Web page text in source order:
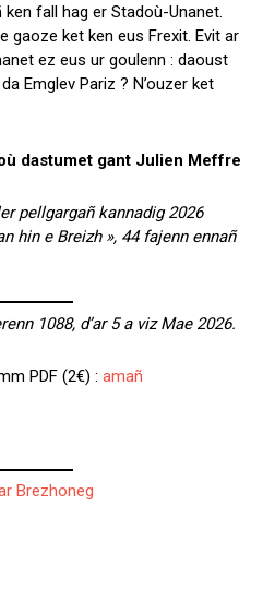
fall hag er Stadoù-Unanet.
gaoze ket ken eus Frexit. Evit ar
ez eus ur goulenn : daoust
Emglev Pariz ? N’ouzer ket
dastumet gant Julien Meffre
pellgargañ kannadig 2026
hin e Breizh », 44 fajenn ennañ
1088, d’ar 5 a viz Mae 2026.
PDF (2€) : amañ
Brezhoneg